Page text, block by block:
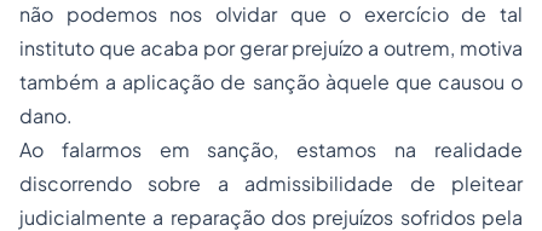
não podemos nos olvidar que o exercício de tal
instituto que acaba por gerar prejuízo a outrem, motiva
também a aplicação de sanção àquele que causou o
dano.
Ao falarmos em sanção, estamos na realidade
discorrendo sobre a admissibilidade de pleitear
judicialmente a reparação dos prejuízos sofridos pela